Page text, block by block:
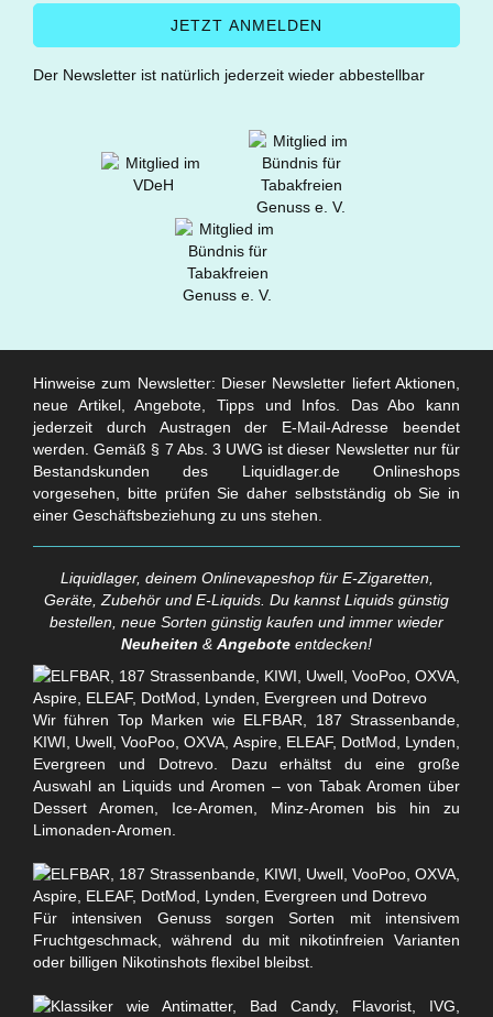
Der Newsletter ist natürlich jederzeit wieder abbestellbar
Hinweise zum Newsletter: Dieser Newsletter liefert Aktionen,
neue Artikel, Angebote, Tipps und Infos. Das Abo kann
jederzeit durch Austragen der E-Mail-Adresse beendet
werden. Gemäß § 7 Abs. 3 UWG ist dieser Newsletter nur für
Bestandskunden des Liquidlager.de Onlineshops
vorgesehen, bitte prüfen Sie daher selbstständig ob Sie in
einer Geschäftsbeziehung zu uns stehen.
Liquidlager, deinem Onlinevapeshop für E-Zigaretten,
Geräte, Zubehör und E-Liquids. Du kannst Liquids günstig
bestellen, neue Sorten günstig kaufen und immer wieder
Neuheiten & Angebote entdecken!
Wir führen Top Marken wie ELFBAR, 187 Strassenbande,
KIWI, Uwell, VooPoo, OXVA, Aspire, ELEAF, DotMod, Lynden,
Evergreen und Dotrevo. Dazu erhältst du eine große
Auswahl an Liquids und Aromen – von Tabak Aromen über
Dessert Aromen, Ice-Aromen, Minz-Aromen bis hin zu
Limonaden-Aromen.
Für intensiven Genuss sorgen Sorten mit intensivem
Fruchtgeschmack, während du mit nikotinfreien Varianten
oder billigen Nikotinshots flexibel bleibst.